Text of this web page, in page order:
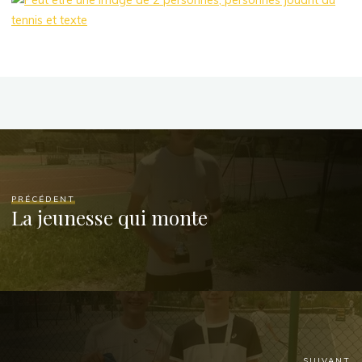
PRÉCÉDENT
La jeunesse qui monte